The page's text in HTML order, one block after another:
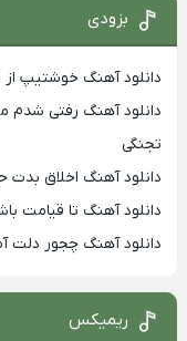
بزودی
دانلود آهنگ خوشتیپ از
دانلود آهنگ رفتی شدم
تجنگی
دانلود آهنگ اخلاق بدت
دانلود آهنگ تا قیامت
دانلود آهنگ چجور دلت
ریمیکس